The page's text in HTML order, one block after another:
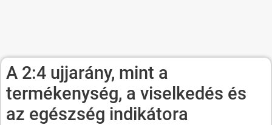
A 2:4 ujjarány, mint a
termékenység, a viselkedés és
az egészség indikátora